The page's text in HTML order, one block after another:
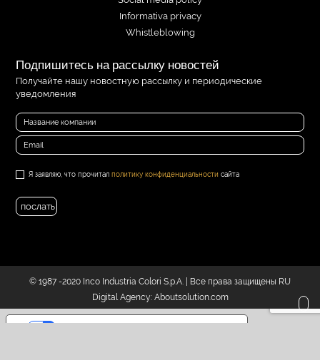
Informativa privacy
Whistleblowing
Подпишитесь на рассылку новостей
Получайте нашу новостную рассылку и периодические
уведомления
Я заявляю, что прочиталполитику конфиденциальностисайта
© 1987 -2020 Inco Industria Colori S.p.A. | Все права защищены RU
Digital Agency: Aboutsolution.com
ваши настройки приватности